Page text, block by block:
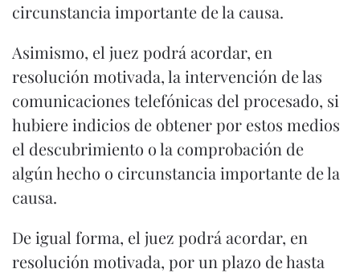
circunstancia importante de la causa.
Asimismo, el juez podrá acordar, en
resolución motivada, la intervención de las
comunicaciones telefónicas del procesado, si
hubiere indicios de obtener por estos medios
el descubrimiento o la comprobación de
algún hecho o circunstancia importante de la
causa.
De igual forma, el juez podrá acordar, en
resolución motivada, por un plazo de hasta